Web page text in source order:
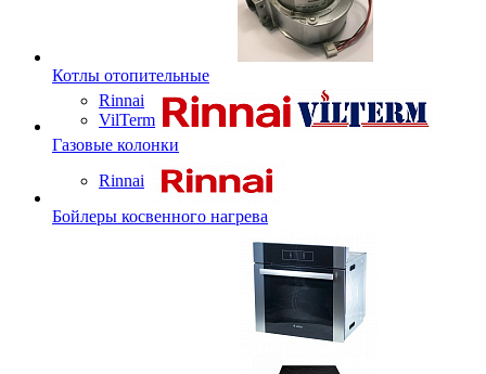
Котлы отопительные
Rinnai
VilTerm
Газовые колонки
Rinnai
Бойлеры косвенного нагрева